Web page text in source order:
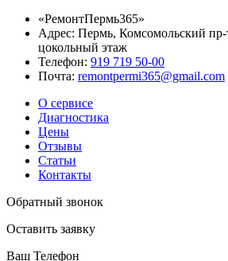
«РемонтПермь365»
Адрес: Пермь, Комсомольский пр-
цокольный этаж
Телефон: 919 719 50-00
Почта: remontpermi365@gmail.com
О сервисе
Диагностика
Цены
Отзывы
Статьи
Контакты
Обратный звонок
Оставить заявку
Ваш Телефон